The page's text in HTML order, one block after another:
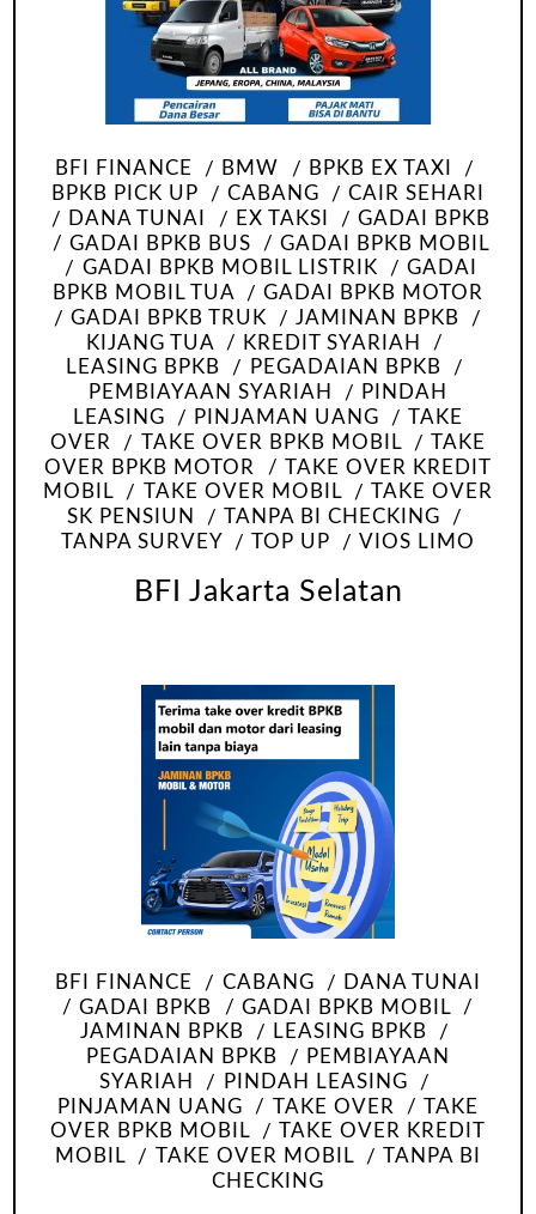
BFI FINANCE BMW
BPKB EX TAXI
BPKB PICK UP
CABANG
CAIR SEHARI
DANA TUNAI
EX TAKSI
GADAI BPKB
GADAI BPKB BUS
GADAI BPKB MOBIL
GADAI BPKB MOBIL LISTRIK
GADAI
BPKB MOBIL TUA
GADAI BPKB MOTOR
GADAI BPKB TRUK
JAMINAN BPKB
KIJANG TUA
KREDIT SYARIAH
LEASING BPKB
PEGADAIAN BPKB
PEMBIAYAAN SYARIAH
PINDAH
LEASING
PINJAMAN UANG
TAKE
OVER
TAKE OVER BPKB MOBIL
TAKE
OVER BPKB MOTOR
TAKE OVER KREDIT
MOBIL
TAKE OVER MOBIL
TAKE OVER
SK PENSIUN
TANPA BI CHECKING
TANPA SURVEY
TOP UP VIOS LIMO
BFI Jakarta Selatan
BFI FINANCE CABANG
DANA TUNAI
GADAI BPKB
GADAI BPKB MOBIL
JAMINAN BPKB
LEASING BPKB
PEGADAIAN BPKB
PEMBIAYAAN
SYARIAH
PINDAH LEASING
PINJAMAN UANG
TAKE OVER
TAKE
OVER BPKB MOBIL
TAKE OVER KREDIT
MOBIL
TAKE OVER MOBIL
TANPA BI
CHECKING